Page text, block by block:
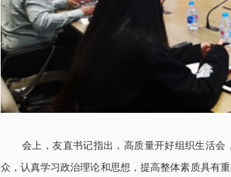
会上，友直书记指出，高质量开好组织生活会
众，认真学习政治理论和思想，提高整体素质具有